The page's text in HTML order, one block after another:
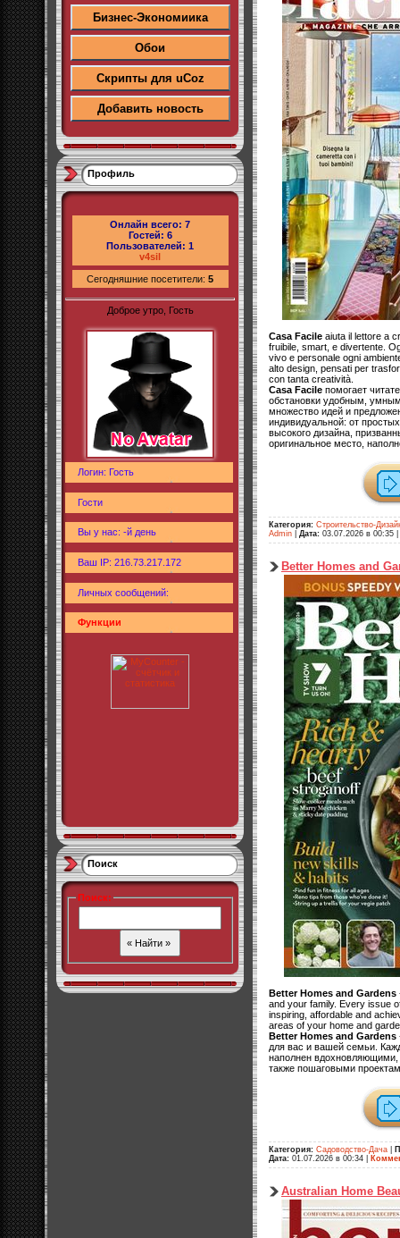
Бизнес-Экономиика
Обои
Скрипты для uCoz
Добавить новость
Профиль
Онлайн всего: 7
Гостей: 6
Пользователей: 1
v4sil
Сегодняшние посетители: 5
Доброе утро, Гость
Логин: Гость
Гости
Вы у нас: -й день
Ваш IP: 216.73.217.172
Личных сообщений:
Функции
Поиск
Поиск:
Casa Facile aiuta il lettore a
fruibile, smart, e divertente.
vivo e personale ogni
alto design, pensati per
con tanta creatività.
Casa Facile помогает
обстановки удобным,
множество идей и
индивидуальной: от
высокого дизайна,
оригинальное место,
Категория: Строительство-
Admin
Дата: 03.07.2026 в 00:35
Better Homes and
Better Homes and Gardens
and your family. Every issue
inspiring, affordable and
areas of your home and
Better Homes and Gardens
для вас и вашей семьи.
наполнен
также пошаговыми
Категория: Садоводство-Дача
Дата: 01.07.2026 в 00:34
Australian Home